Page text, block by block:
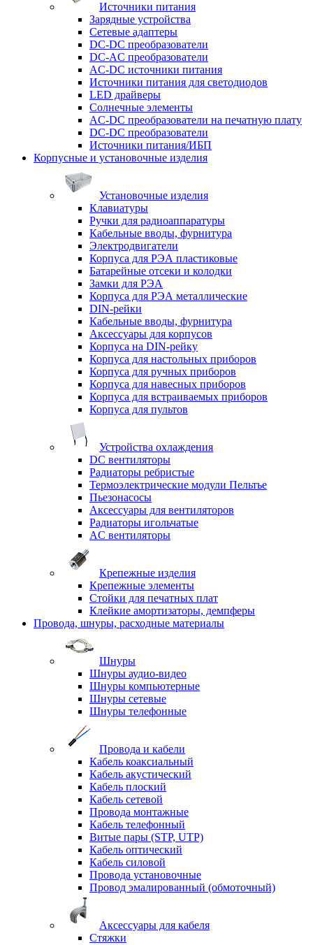
Источники питания
Зарядные устройства
Сетевые адаптеры
DC-DC преобразователи
DC-AC преобразователи
AC-DC источники питания
Источники питания для светодиодов
LED драйверы
Солнечные элементы
AC-DC преобразователи на печатную плату
DC-DC преобразователи
Источники питания/ИБП
Корпусные и установочные изделия
Установочные изделия
Клавиатуры
Ручки для радиоаппаратуры
Кабельные вводы, фурнитура
Электродвигатели
Корпуса для РЭА пластиковые
Батарейные отсеки и колодки
Замки для РЭА
Корпуса для РЭА металлические
DIN-рейки
Кабельные вводы, фурнитура
Аксессуары для корпусов
Корпуса на DIN-рейку
Корпуса для настольных приборов
Корпуса для ручных приборов
Корпуса для навесных приборов
Корпуса для встраиваемых приборов
Корпуса для пультов
Устройства охлаждения
DC вентиляторы
Радиаторы ребристые
Термоэлектрические модули Пельтье
Пьезонасосы
Аксессуары для вентиляторов
Радиаторы игольчатые
AC вентиляторы
Крепежные изделия
Крепежные элементы
Стойки для печатных плат
Клейкие амортизаторы, демпферы
Провода, шнуры, расходные материалы
Шнуры
Шнуры аудио-видео
Шнуры компьютерные
Шнуры сетевые
Шнуры телефонные
Провода и кабели
Кабель коаксиальный
Кабель акустический
Кабель плоский
Кабель сетевой
Провода монтажные
Кабель телефонный
Витые пары (STP, UTP)
Кабель оптический
Кабель силовой
Провода установочные
Провод эмалированный (обмоточный)
Аксессуары для кабеля
Стяжки